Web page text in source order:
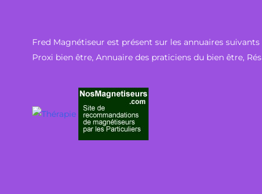
Fred Magnétiseur est présent sur les annuaires suivants
Proxi bien être, Annuaire des praticiens du bien être,